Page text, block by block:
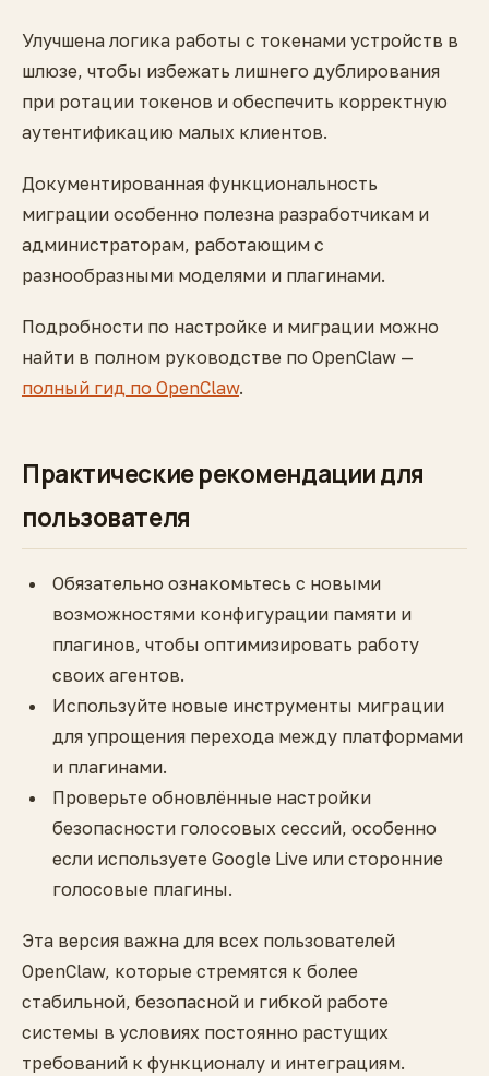
Улучшена логика работы с токенами устройств в
шлюзе, чтобы избежать лишнего дублирования
при ротации токенов и обеспечить корректную
аутентификацию малых клиентов.
Документированная функциональность
миграции особенно полезна разработчикам и
администраторам, работающим с
разнообразными моделями и плагинами.
Подробности по настройке и миграции можно
найти в полном руководстве по OpenClaw —
полный гид по OpenClaw.
Практические рекомендации для
пользователя
Обязательно ознакомьтесь с новыми
возможностями конфигурации памяти и
плагинов, чтобы оптимизировать работу
своих агентов.
Используйте новые инструменты миграции
для упрощения перехода между платформами
и плагинами.
Проверьте обновлённые настройки
безопасности голосовых сессий, особенно
если используете Google Live или сторонние
голосовые плагины.
Эта версия важна для всех пользователей
OpenClaw, которые стремятся к более
стабильной, безопасной и гибкой работе
системы в условиях постоянно растущих
требований к функционалу и интеграциям.